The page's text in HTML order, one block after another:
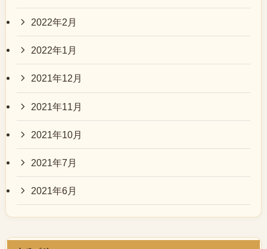
2022年2月
2022年1月
2021年12月
2021年11月
2021年10月
2021年7月
2021年6月